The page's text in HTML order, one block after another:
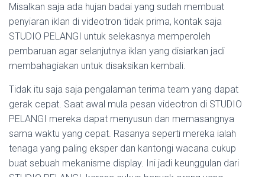
Misalkan saja ada hujan badai yang sudah membuat
penyiaran iklan di videotron tidak prima, kontak saja
STUDIO PELANGI untuk selekasnya memperoleh
pembaruan agar selanjutnya iklan yang disiarkan jadi
membahagiakan untuk disaksikan kembali.
Tidak itu saja saja pengalaman terima team yang dapat
gerak cepat. Saat awal mula pesan videotron di STUDIO
PELANGI mereka dapat menyusun dan memasangnya
sama waktu yang cepat. Rasanya seperti mereka ialah
tenaga yang paling eksper dan kantongi wacana cukup
buat sebuah mekanisme display. Ini jadi keunggulan dari